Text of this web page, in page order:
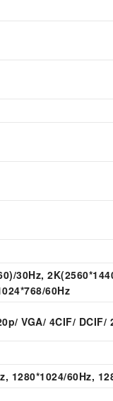
30Hz,
60Hz
VGA/ 4CIF/ DCIF/
60Hz,